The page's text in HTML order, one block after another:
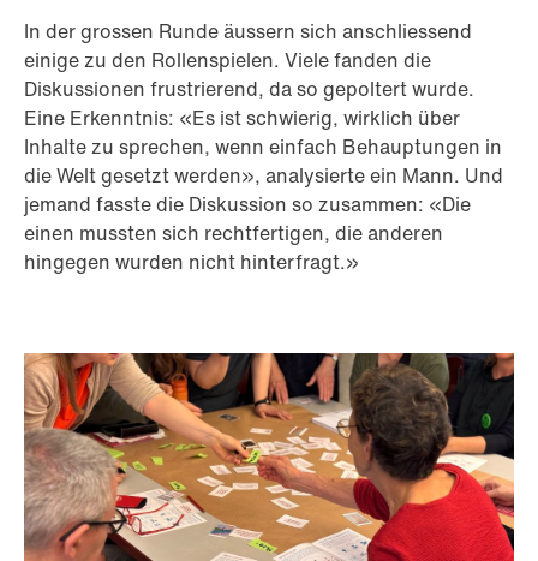
In der grossen Runde äussern sich anschliessend
einige zu den Rollenspielen. Viele fanden die
Diskussionen frustrierend, da so gepoltert wurde.
Eine Erkenntnis: «Es ist schwierig, wirklich über
Inhalte zu sprechen, wenn einfach Behauptungen in
die Welt gesetzt werden», analysierte ein Mann. Und
jemand fasste die Diskussion so zusammen: «Die
einen mussten sich rechtfertigen, die anderen
hingegen wurden nicht hinterfragt.»